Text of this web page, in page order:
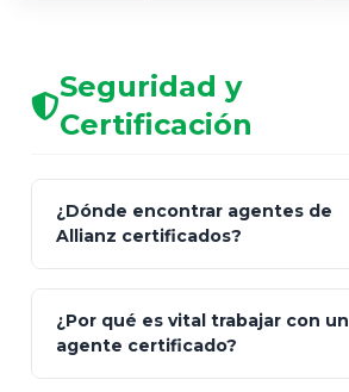
Seguridad y
Certificación
¿Dónde encontrar agentes de
Allianz certificados?
Seguros y Fianzas (CNSF)
netWorth
¿Por qué es vital trabajar con un
agente certificado?